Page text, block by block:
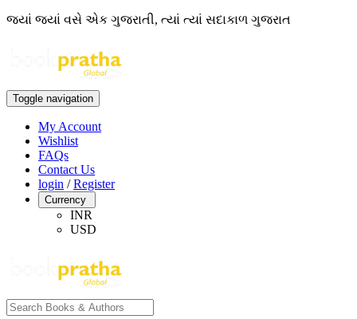
જ્યાં જ્યાં વસે એક ગુજરાતી, ત્યાં ત્યાં સદાકાળ ગુજરાત
Toggle navigation
My Account
Wishlist
FAQs
Contact Us
login /Register
Currency
INR
USD